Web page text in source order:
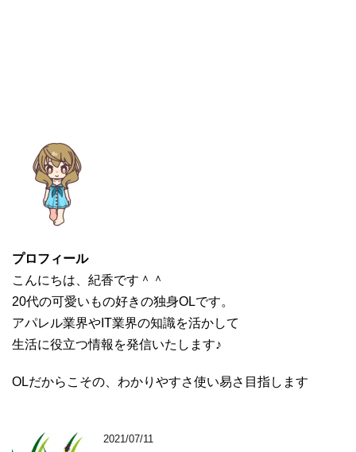
プロフィール
こんにちは、紀香です＾＾
20代の可愛いもの好きの独身OLです。
アパレル業界やIT業界の知識を活かして
生活に役立つ情報を発信いたします♪
OLだからこその、わかりやすさ使い易さ目指します
2021/07/11